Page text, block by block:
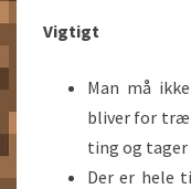
Vigtigt
Man må
bliver for
ting og tager
Der er hele